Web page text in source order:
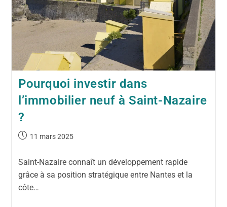
Pourquoi investir dans
l’immobilier neuf à Saint-Nazaire
?
11 mars 2025
Saint-Nazaire connaît un développement rapide
grâce à sa position stratégique entre Nantes et la
côte…